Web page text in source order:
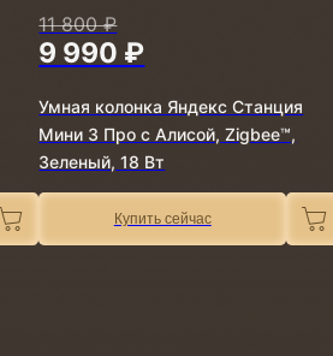
11 800 ₽
9 990 ₽
Умная колонка Яндекс Станция
Мини 3 Про с Алисой, Zigbee™,
Зеленый, 18 Вт
Купить сейчас